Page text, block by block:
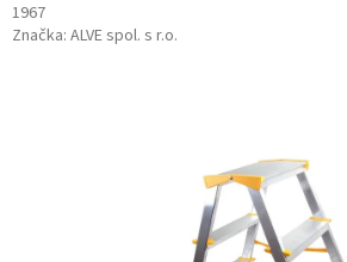
1967
Značka: ALVE spol. s r.o.